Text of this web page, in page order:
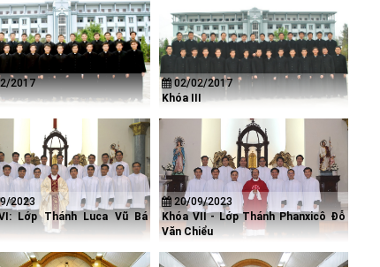
2017
02/02/2017
Khóa III
2023
Lớp Thánh Luca Vũ Bá
20/09/2023
Khóa VII - Lớp Thánh Phanxicô Đỗ
Văn Chiểu